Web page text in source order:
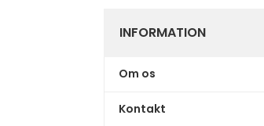
INFORMATION
Om os
Kontakt